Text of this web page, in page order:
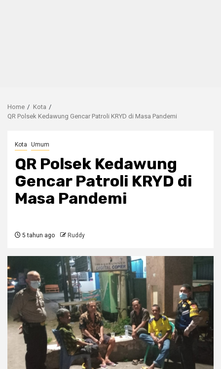
Home
Kota
QR Polsek Kedawung Gencar Patroli KRYD di Masa Pandemi
Kota Umum
QR Polsek Kedawung
Gencar Patroli KRYD di
Masa Pandemi
5 tahun ago Ruddy